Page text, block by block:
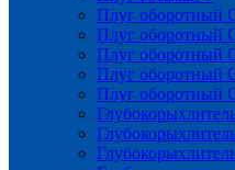
Плуг
Плуг
Плуг
Плуг
Плуг